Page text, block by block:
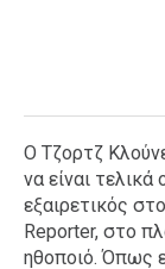
Ο Τζορτζ
να είναι
εξαιρετικός
Reporter, στο
ηθοποιό. Όπως